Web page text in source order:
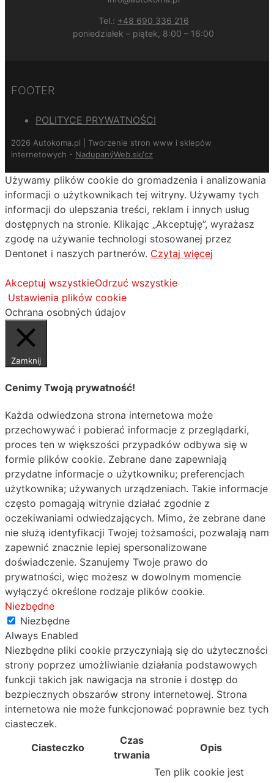
Tel.: +48 690 336 216
poniedziałek – piątek, 8:00 – 16:00
FOOTER
POLITYCE PRYWATNOŚCI
2026 Autokoma.pl | Tworzenie stron www i sklepów
internetowych - NadupanýWeb.sk/cz
Używamy plików cookie do gromadzenia i analizowania
informacji o użytkownikach tej witryny. Używamy tych
informacji do ulepszania treści, reklam i innych usług
dostępnych na stronie. Klikając „Akceptuję”, wyrażasz
zgodę na używanie technologi stosowanej przez
Dentonet i naszych partnerów. Czytaj więcej
Akceptuj wszystkieOdrzuć wszystkie
Ustawienia plików cookie
Ochrana osobných údajov
Zamknij
Cenimy Twoją prywatność!
Każda odwiedzona strona internetowa może
przechowywać i pobierać informacje z przeglądarki,
proces ten w większości przypadków odbywa się w
formie plików cookie. Zebrane dane zapewniają
przydatne informacje o użytkowniku; preferencjach
użytkownika; używanych urządzeniach. Takie informacje
często pomagają witrynie działać zgodnie z
oczekiwaniami odwiedzających. Mimo, że zebrane dane
nie służą identyfikacji Twojej tożsamości, pozwalają nam
zapewnić znacznie lepiej spersonalizowane
doświadczenie. Szanujemy Twoje prawo do
prywatności, więc możesz w dowolnym momencie
wyłączyć określone rodzaje plików cookie.
Niezbędne
Niezbędne
Always Enabled
Niezbędne pliki cookie przyczyniają się do użyteczności
strony poprzez umożliwianie działania podstawowych
funkcji takich jak nawigacja na stronie i dostęp do
bezpiecznych obszarów strony internetowej. Strona
internetowa nie może funkcjonować poprawnie bez tych
ciasteczek.
Ciasteczko
Czas
trwania
Opis
Ten plik cookie jest